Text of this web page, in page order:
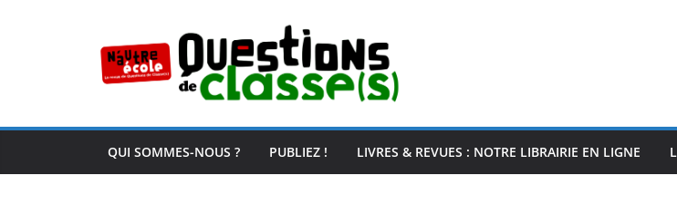
QUI SOMMES-NOUS ? PUBLIEZ ! LIVRES & REVUES : NOTRE LIBRAIRIE EN LIGNE